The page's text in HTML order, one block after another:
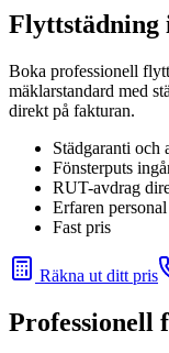
Flyttstädning
Boka professionell
mäklarstandard med
direkt på fakturan.
Städgaranti och
Fönsterputs
RUT-avdrag
Erfaren personal
Fast pris
Räkna ut ditt pris
Professionell